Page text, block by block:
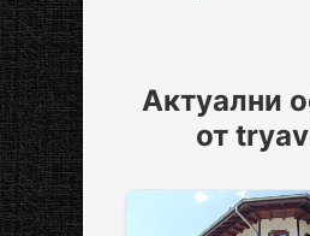
Актуални
от